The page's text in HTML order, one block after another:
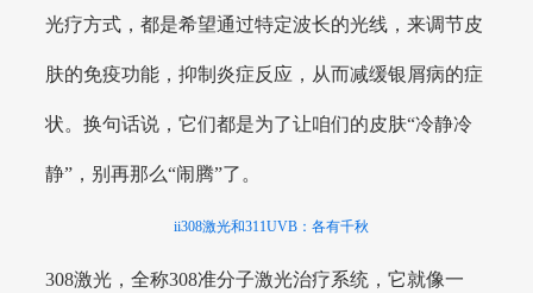
光疗方式，都是希望通过特定波长的光线，来调节皮
肤的免疫功能，抑制炎症反应，从而减缓银屑病的症
状。换句话说，它们都是为了让咱们的皮肤“冷静冷
静”，别再那么“闹腾”了。
ii308激光和311UVB：各有千秋
308激光，全称308准分子激光治疗系统，它就像一